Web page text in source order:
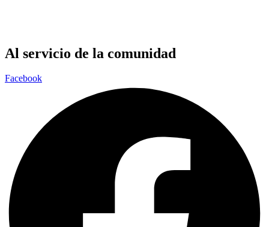
Al servicio de la comunidad
Facebook